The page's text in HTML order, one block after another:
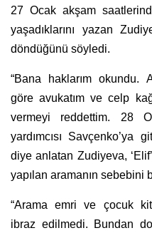
27 Ocak akşam
yaşadıklarını yazan
döndüğünü söyledi.
“Bana haklarım okundu.
göre avukatım ve celp
vermeyi reddettim. 28
yardımcısı Savçenko’ya
diye anlatan Zudiyeva,
yapılan aramanın sebebini
“Arama emri ve çocuk
ibraz edilmedi. Bundan